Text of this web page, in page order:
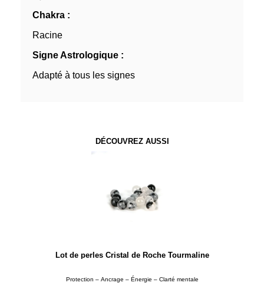
Chakra :
Racine
Signe Astrologique :
Adapté à tous les signes
DÉCOUVREZ AUSSI
Lot de perles Cristal de Roche Tourmaline
Protection – Ancrage – Énergie – Clarté mentale